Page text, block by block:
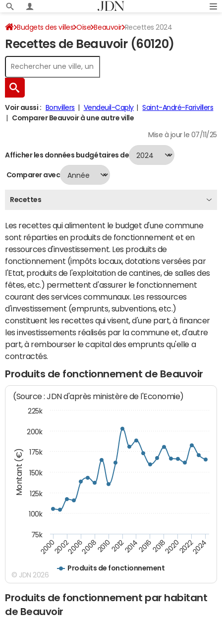
Budgets des villes Oise Beauvoir Recettes 2024
Recettes de Beauvoir (60120)
Voir aussi : Bonvillers Vendeuil-Caply
Saint-André-Farivillers
Comparer Beauvoir à une autre ville
Mise à jour le 07/11/25
Afficher les données budgétaires de
Comparer avec
Recettes
Les recettes qui alimentent le budget d'une commune
sont réparties en produits de fonctionnement et en
ressources d'investissement. Les produits de
fonctionnement (impôts locaux, dotations versées par
l'Etat, produits de l'exploitation de cantines, de salles des
fêtes, etc.) permettent d'assurer le fonctionnement
courant des services communaux. Les ressources
d'investissement (emprunts, subventions, etc.)
constituent les recettes qui visent, d'une part, à financer
les investissements réalisés par la commune et, d'autre
part, à rembourser le capital des emprunts qu'elle a
contractés.
Produits de fonctionnement de Beauvoir
Montant (€)
(Source : JDN d'après ministère de l'Economie)
Produits de fonctionnement
200020022006200820102012201420162018202020222024
75k
100k
125k
150k
175k
200k
225k
© JDN 2026
Produits de fonctionnement par habitant
de Beauvoir